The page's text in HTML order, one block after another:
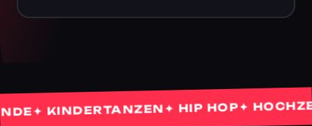
✦ KINDERTANZEN✦ HIP HOP ✦